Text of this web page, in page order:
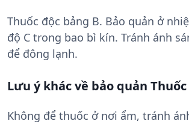
Thuốc độc bảng B. Bảo quản ở
độ C trong bao bì kín. Tránh ánh
để đông lạnh.
Lưu ý khác về bảo quản
Không để thuốc ở nơi ẩm, tránh